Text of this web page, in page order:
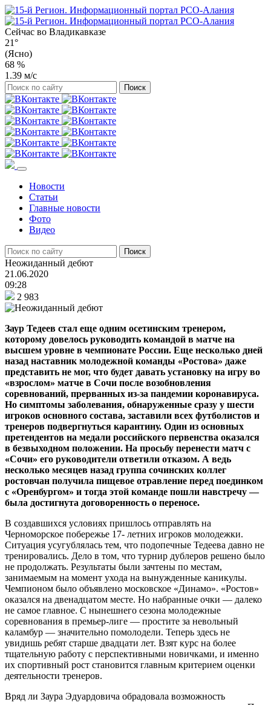
Сейчас во Владикавказе
21°
(Ясно)
68 %
1.39 м/с
Новости
Статьи
Главные новости
Фото
Видео
Неожиданный дебют
21.06.2020
09:28
2 983
Заур Тедеев стал еще одним осетинским тренером,
которому довелось руководить командой в матче на
высшем уровне в чемпионате России. Еще несколько дней
назад наставник молодежной команды «Ростова» даже
представить не мог, что будет давать установку на игру во
«взрослом» матче в Сочи после возобновления
соревнований, прерванных из-за пандемии коронавируса.
Но симптомы заболевания, обнаруженные сразу у шести
игроков основного состава, заставили всех футболистов и
тренеров подвергнуться карантину. Один из основных
претендентов на медали российского первенства оказался
в безвыходном положении. На просьбу перенести матч с
«Сочи» его руководители ответили отказом. А ведь
несколько месяцев назад группа сочинских коллег
ростовчан получила пищевое отравление перед поединком
с «Оренбургом» и тогда этой команде пошли навстречу —
была достигнута договоренность о переносе.
В создавшихся условиях пришлось отправлять на
Черноморское побережье 17- летних игроков молодежки.
Ситуация усугублялась тем, что подопечные Тедеева давно не
тренировались. Дело в том, что турнир дублеров решено было
не продолжать. Результаты были зачтены по местам,
занимаемым на момент ухода на вынужденные каникулы.
Чемпионом было объявлено московское «Динамо». «Ростов»
оказался на двенадцатом месте. Но набранные очки — далеко
не самое главное. С нынешнего сезона молодежные
соревнования в премьер-лиге — простите за невольный
каламбур — значительно помолодели. Теперь здесь не
увидишь ребят старше двадцати лет. Взят курс на более
тщательную работу с перспективными новичками, и именно
их спортивный рост становится главным критерием оценки
деятельности тренеров.
Вряд ли Заура Эдуардовича обрадовала возможность